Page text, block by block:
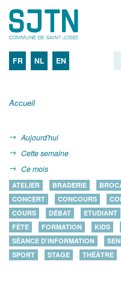
FR NL EN
Accueil
Aujourd'hui
Cette semaine
Ce mois
ATELIER BRADERIE
CONCERT
CONCOURS
COURS
DÉBAT ETUDIANT
FÊTE
FORMATION KIDS
SÉANCE D'INFORMATION
SPORT
STAGE THÉÂTRE